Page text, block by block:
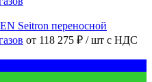
Seitron переносной
от 118 275 ₽ / шт с НДС